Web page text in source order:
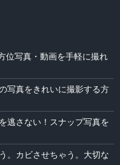
位写真・動画を手軽に撮れ
写真をきれいに撮影する方
逃さない！スナップ写真を
。カビさせちゃう。大切な